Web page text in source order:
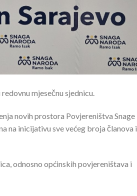
mjesečnu sjednicu.
novih prostora Povjereništva Snage
na inicijativu sve većeg broja članova i
odnosno općinskih povjereništava i